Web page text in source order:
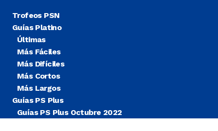
Trofeos PSN
Guías Platino
Últimas
Más Fáciles
Más Difíciles
Más Cortos
Más Largos
Guías PS Plus
Guías PS Plus Octubre 2022